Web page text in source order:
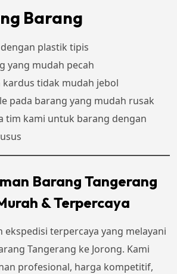
Barang
plastik tipis
yang mudah pecah
kardus tidak mudah jebol
pada barang yang mudah rusak
tim kami untuk barang dengan
Barang Tangerang
& Terpercaya
ekspedisi terpercaya yang melayani
Tangerang ke Jorong. Kami
profesional, harga kompetitif,